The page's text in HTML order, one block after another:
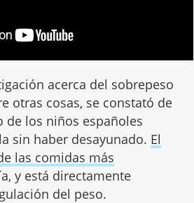
acerca del sobrepeso
otras cosas, se constató de
de los niños españoles
sin haber desayunado. El
las comidas más
y está directamente
del peso.